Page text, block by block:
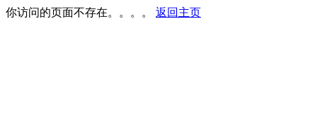
你访问的页面不存在。。。。 返回主页